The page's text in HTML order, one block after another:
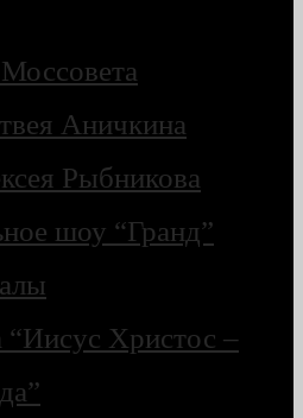
Аничкина
Рыбникова
шоу “Гранд”
“Иисус Христос –